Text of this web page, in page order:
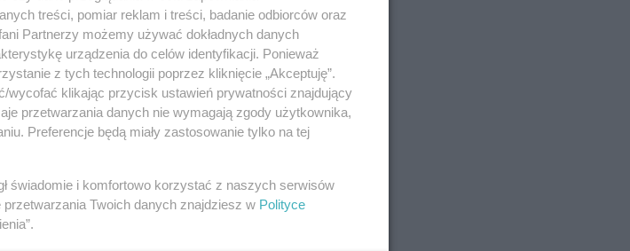
treści, pomiar reklam i treści, badanie odbiorców oraz
Partnerzy możemy używać dokładnych danych
urządzenia do celów identyfikacji. Ponieważ
z tych technologii poprzez kliknięcie „Akceptuję”.
wycofać klikając przycisk ustawień prywatności znajdujący
przetwarzania danych nie wymagają zgody użytkownika,
Preferencje będą miały zastosowanie tylko na tej
świadomie i komfortowo korzystać z naszych serwisów
Twoich danych znajdziesz w Polityce